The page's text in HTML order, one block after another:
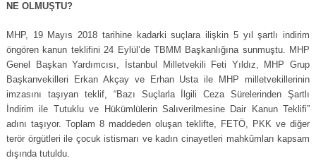
NE OLMUŞTU?
MHP, 19 Mayıs 2018 tarihine kadarki suçlara ilişkin 5 yıl şartlı indirim
öngören kanun teklifini 24 Eylül’de TBMM Başkanlığına sunmuştu. MHP
Genel Başkan Yardımcısı, İstanbul Milletvekili Feti Yıldız, MHP Grup
Başkanvekilleri Erkan Akçay ve Erhan Usta ile MHP milletvekillerinin
imzasını taşıyan teklif, “Bazı Suçlarla İlgili Ceza Sürelerinden Şartlı
İndirim ile Tutuklu ve Hükümlülerin Salıverilmesine Dair Kanun Teklifi”
adını taşıyor. Toplam 8 maddeden oluşan teklifte, FETÖ, PKK ve diğer
terör örgütleri ile çocuk istismarı ve kadın cinayetleri mahkûmları kapsam
dışında tutuldu.